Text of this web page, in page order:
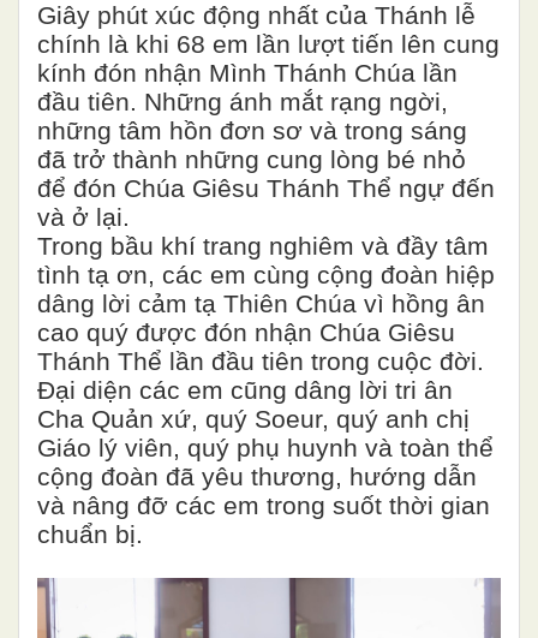
Giây phút xúc động nhất của Thánh lễ
chính là khi 68 em lần lượt tiến lên cung
kính đón nhận Mình Thánh Chúa lần
đầu tiên. Những ánh mắt rạng ngời,
những tâm hồn đơn sơ và trong sáng
đã trở thành những cung lòng bé nhỏ
để đón Chúa Giêsu Thánh Thể ngự đến
và ở lại.
Trong bầu khí trang nghiêm và đầy tâm
tình tạ ơn, các em cùng cộng đoàn hiệp
dâng lời cảm tạ Thiên Chúa vì hồng ân
cao quý được đón nhận Chúa Giêsu
Thánh Thể lần đầu tiên trong cuộc đời.
Đại diện các em cũng dâng lời tri ân
Cha Quản xứ, quý Soeur, quý anh chị
Giáo lý viên, quý phụ huynh và toàn thể
cộng đoàn đã yêu thương, hướng dẫn
và nâng đỡ các em trong suốt thời gian
chuẩn bị.